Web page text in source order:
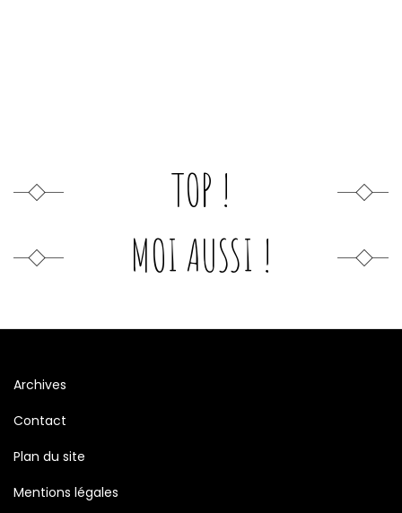
TOP !
MOI AUSSI !
Archives
Contact
Plan du site
Mentions légales